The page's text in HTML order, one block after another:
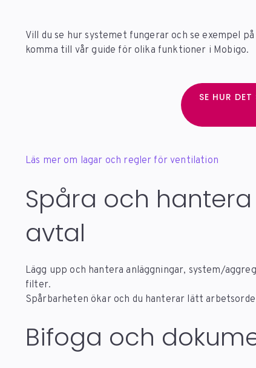
Vill du se hur systemet fungerar och se exempel
komma till vår guide för olika funktioner i Mobigo.
SE HUR DET
Läs mer om lagar och regler för ventilation
Spåra och
avtal
Lägg upp och hantera anläggningar, system/
filter.
Spårbarheten ökar och du hanterar lätt
Bifoga och